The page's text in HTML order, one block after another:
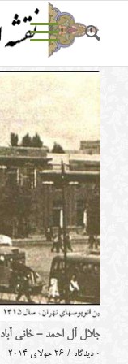
جلال آل احمد - خانی آباد
0 دیدگاه / 26 جولای 2014